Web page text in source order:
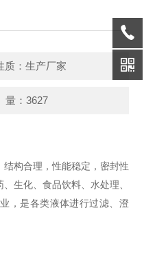
质：生产厂家
：3627
构合理，性能稳定，密封性
生化、食品饮料、水处理、
，是各类液体进行过滤、澄